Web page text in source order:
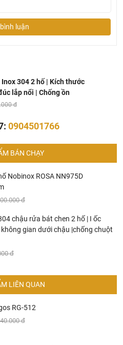
luận
304 2 hố | Kích thước
lắp nổi | Chống ồn
đ
0904501766
BÁN CHẠY
Nobinox ROSA NN975D
đ
chậu rửa bát chen 2 hố | I ốc
gian dưới chậu |chống chuột
đ
LIÊN QUAN
RG-512
đ